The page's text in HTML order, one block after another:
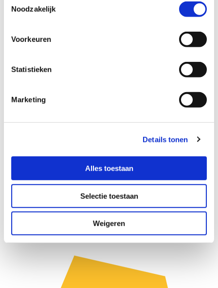
Noodzakelijk
Voorkeuren
Statistieken
Marketing
Details tonen
Alles toestaan
Selectie toestaan
Weigeren
Binnenzonwering